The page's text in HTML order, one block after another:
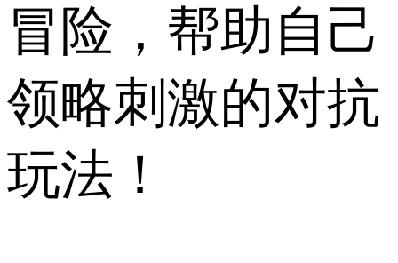
冒险，帮助自己
领略刺激的对抗
玩法！